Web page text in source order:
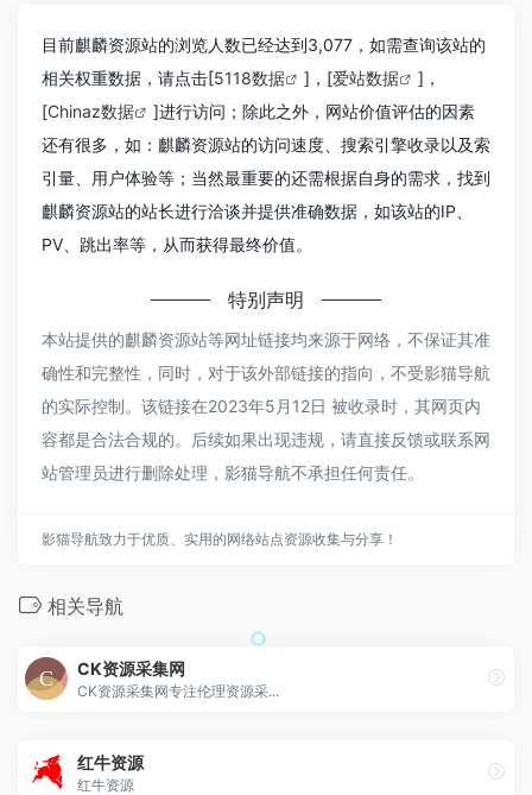
目前麒麟资源站的浏览人数已经达到3,077，如需查询该站的
相关权重数据，请点击[5118数据 ]，[爱站数据
]，
[Chinaz数据
]进行访问；除此之外，网站价值评估的因素
还有很多，如：麒麟资源站的访问速度、搜索引擎收录以及索
引量、用户体验等；当然最重要的还需根据自身的需求，找到
麒麟资源站的站长进行洽谈并提供准确数据，如该站的IP、
PV、跳出率等，从而获得最终价值。
特别声明
本站提供的麒麟资源站等网址链接均来源于网络，不保证其准
确性和完整性，同时，对于该外部链接的指向，不受影猫导航
的实际控制。该链接在2023年5月12日 被收录时，其网页内
容都是合法合规的。后续如果出现违规，请直接反馈或联系网
站管理员进行删除处理，影猫导航不承担任何责任。
影猫导航致力于优质、实用的网络站点资源收集与分享！
相关导航
CK资源采集网
CK资源采集网专注伦理资源采...
红牛资源
红牛资源